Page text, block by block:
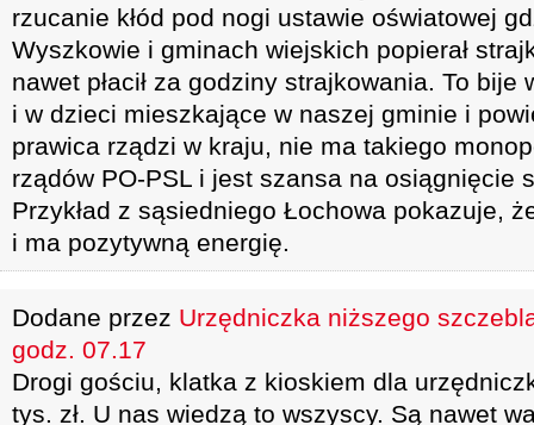
rzucanie kłód pod nogi ustawie oświatowej
Wyszkowie i gminach wiejskich popierał
nawet płacił za godziny strajkowania. To bije
i w dzieci mieszkające w naszej gminie i
prawica rządzi w kraju, nie ma takiego
rządów PO-PSL i jest szansa na osiągnięcie
Przykład z sąsiedniego Łochowa pokazuje,
i ma pozytywną energię.
Dodane przez Urzędniczka niższego
godz. 07.17
Drogi gościu, klatka z kioskiem dla
tys. zł. U nas wiedzą to wszyscy. Są nawet